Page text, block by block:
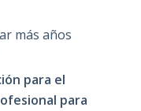
más años
para el
para